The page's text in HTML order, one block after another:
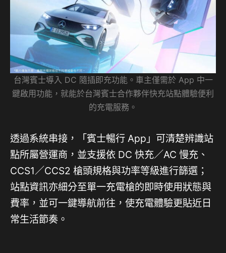
台灣賓士導入 DC 隨插即充功能。車主僅需於 App 中一
鍵啟用功能，就能於台灣賓士合作夥伴快充站點體驗便利
的充電服務。
透過系統串接，「賓士暢行 App」可清楚辨識站
點所屬營運商，並支援依 DC 快充／AC 慢充、
CCS1／CCS2 槍頭規格與功率等級進行篩選；
站點資訊亦細分至單一充電槍的即時使用狀態與
費率，並可一鍵導航前往，使充電體驗更貼近日
常生活節奏。